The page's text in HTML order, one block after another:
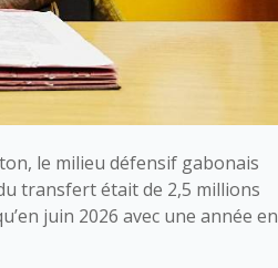
le milieu défensif gabonais
transfert était de 2,5 millions
juin 2026 avec une année en